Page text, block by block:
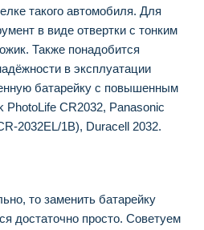
такого автомобиля. Для
в виде отвертки с тонким
Также понадобится
в эксплуатации
батарейку с повышенным
PhotoLife CR2032, Panasonic
2032EL/1B), Duracell 2032.
то заменить батарейку
достаточно просто. Советуем